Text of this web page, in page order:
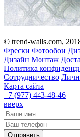
© trend-walls.com,
Фрески Фотообои
Дизайн Монтаж
Политика
Сотрудничество
Карта сайта
+7 (977) 443-48-46
вверх